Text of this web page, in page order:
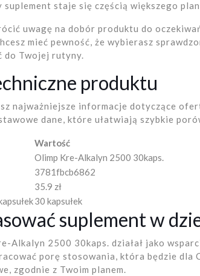
staje się częścią większego
uwagę na dobór produktu do
mieć pewność, że wybierasz
do Twojej rutyny.
produktu
najważniejsze informacje dotyczące
dane, które ułatwiają szybkie
Wartość
Olimp Kre-Alkalyn 2500 30kaps.
3781fbcb6862
35.9 zł
30 kapsułek
suplement w
Alkalyn 2500 30kaps. działał jako
porę stosowania, która będzie dla
zgodnie z Twoim planem.